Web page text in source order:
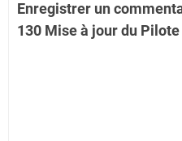
Enregistrer un
130 Mise à jour du